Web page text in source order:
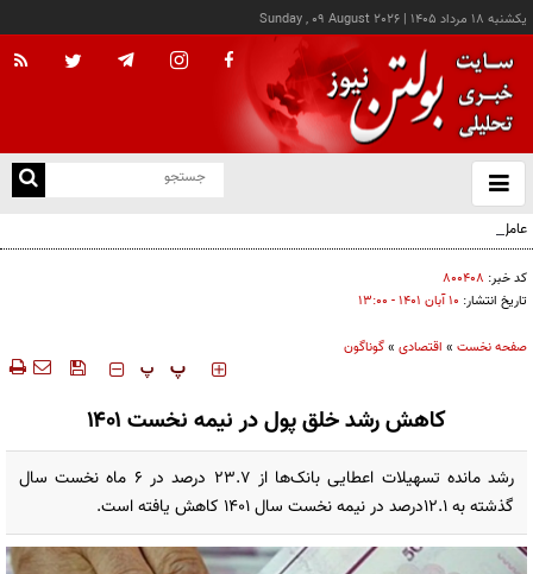
يکشنبه ۱۸ مرداد ۱۴۰۵ |
Sunday , 09 August 2026
باز
و
عامل افزایش قبوض آب و برق برخی مشترکان چه بود؟
کد خبر: ۸۰۰۴۰۸
تاریخ انتشار: ۱۰ آبان ۱۴۰۱ - ۱۳:۰۰
صفحه نخست » اقتصادی »گوناگون
‍‍‍ پ پ
کاهش رشد خلق پول در نیمه نخست ۱۴۰۱
رشد مانده تسهیلات اعطایی بانک‌ها از ۲۳.۷ درصد در ۶ ماه نخست سال
گذشته به ۱۲.۱درصد در نیمه نخست سال ۱۴۰۱ کاهش یافته است.